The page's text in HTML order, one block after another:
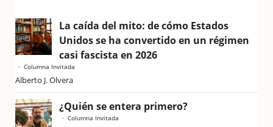
La caída del mito: de cómo Estados
Unidos se ha convertido en un régimen
casi fascista en 2026
Columna Invitada
Alberto J. Olvera
¿Quién se entera primero?
Columna Invitada